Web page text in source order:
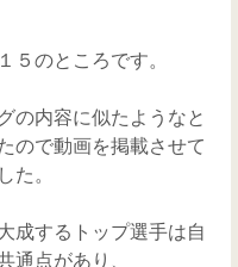
５のところです。
の内容に似たようなと
ので動画を掲載させて
た。
成するトップ選手は自
通点があり、